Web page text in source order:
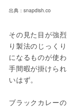
出典：snapdish.co
その見た目が強
り製法のじっく
になるものが使
手間暇が掛けら
いはず。
ブラックカレー